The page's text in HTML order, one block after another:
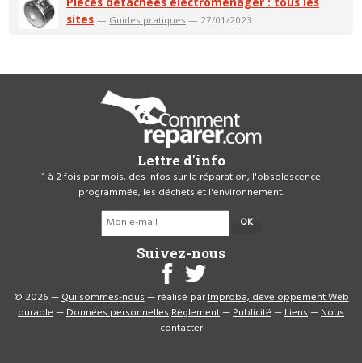
sites — Guides pratiques — 27/01/2023
Lettre d'info
1 à 2 fois par mois, des infos sur la réparation, l'obsolescence
programmée, les déchets et l'environnement.
OK
Suivez-nous
© 2026 —Qui sommes-nous— réalisé parImproba, développement Web
durable—Données personnellesRèglement—Publicité—Liens—Nous
contacter